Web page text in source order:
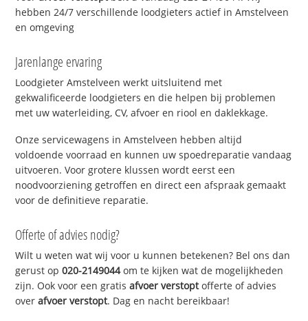
hebben 24/7 verschillende loodgieters actief in Amstelveen
en omgeving
Jarenlange ervaring
Loodgieter Amstelveen werkt uitsluitend met
gekwalificeerde loodgieters en die helpen bij problemen
met uw waterleiding, CV, afvoer en riool en daklekkage.
Onze servicewagens in Amstelveen hebben altijd
voldoende voorraad en kunnen uw spoedreparatie vandaag
uitvoeren. Voor grotere klussen wordt eerst een
noodvoorziening getroffen en direct een afspraak gemaakt
voor de definitieve reparatie.
Offerte of advies nodig?
Wilt u weten wat wij voor u kunnen betekenen? Bel ons dan
gerust op020-2149044om te kijken wat de mogelijkheden
zijn. Ook voor een gratisafvoer verstoptofferte of advies
overafvoer verstopt. Dag en nacht bereikbaar!